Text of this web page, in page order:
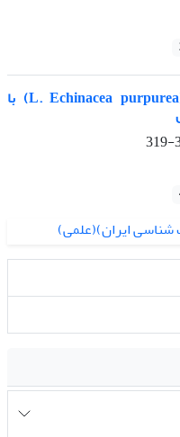
ریز¬ازدیادی گیاه دارویی سرخارگل (L. Echinacea purpurea) با